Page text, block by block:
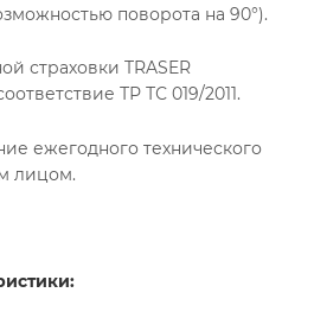
поворота на 90°).
страховки TRASER
ТР ТС 019/2011.
ежегодного технического
лицом.